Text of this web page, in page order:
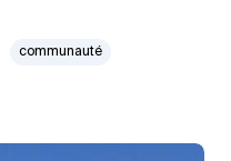
communauté